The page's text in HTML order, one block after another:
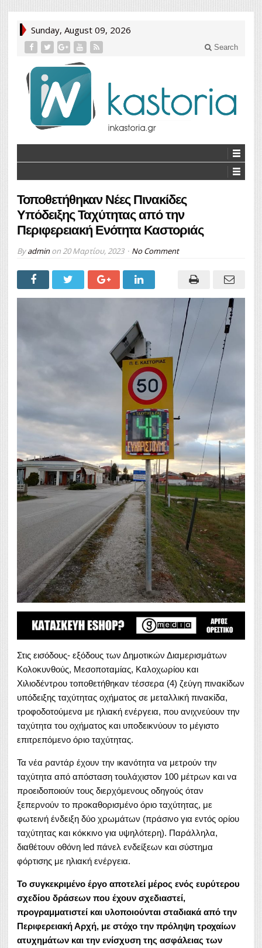
Sunday, August 09, 2026
Search
Τοποθετήθηκαν Νέες Πινακίδες
Υπόδειξης Ταχύτητας από την
Περιφερειακή Ενότητα Καστοριάς
Byadminon 20 Μαρτίου, 2023 No Comment
Στις εισόδους- εξόδους των Δημοτικών Διαμερισμάτων
Κολοκυνθούς, Μεσοποταμίας, Καλοχωρίου και
Χιλιοδέντρου τοποθετήθηκαν τέσσερα (4) ζεύγη πινακίδων
υπόδειξης ταχύτητας οχήματος σε μεταλλική πινακίδα,
τροφοδοτούμενα με ηλιακή ενέργεια, που ανιχνεύουν την
ταχύτητα του οχήματος και υποδεικνύουν το μέγιστο
επιτρεπόμενο όριο ταχύτητας.
Τα νέα ραντάρ έχουν την ικανότητα να μετρούν την
ταχύτητα από απόσταση τουλάχιστον 100 μέτρων και να
προειδοποιούν τους διερχόμενους οδηγούς όταν
ξεπερνούν το προκαθορισμένο όριο ταχύτητας, με
φωτεινή ένδειξη δύο χρωμάτων (πράσινο για εντός ορίου
ταχύτητας και κόκκινο για υψηλότερη). Παράλληλα,
διαθέτουν οθόνη led πάνελ ενδείξεων και σύστημα
φόρτισης με ηλιακή ενέργεια.
Το συγκεκριμένο έργο αποτελεί μέρος ενός ευρύτερου
σχεδίου δράσεων που έχουν σχεδιαστεί,
προγραμματιστεί και υλοποιούνται σταδιακά από την
Περιφερειακή Αρχή, με στόχο την πρόληψη τροχαίων
ατυχημάτων και την ενίσχυση της ασφάλειας των